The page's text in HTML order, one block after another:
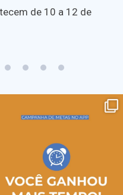
de 10 a 12 de